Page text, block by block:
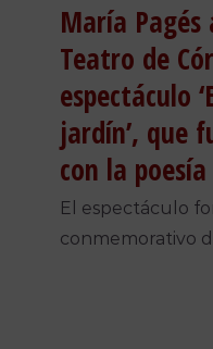
María Pagés
Teatro de
espectáculo
jardín’, que
con la poesía
El espectáculo
conmemorativo